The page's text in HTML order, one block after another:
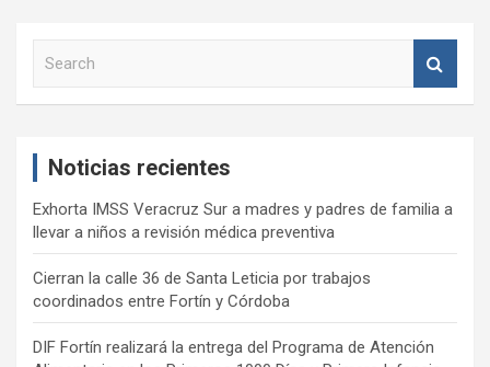
Noticias recientes
Exhorta IMSS Veracruz Sur a madres y padres de familia a
llevar a niños a revisión médica preventiva
Cierran la calle 36 de Santa Leticia por trabajos
coordinados entre Fortín y Córdoba
DIF Fortín realizará la entrega del Programa de Atención